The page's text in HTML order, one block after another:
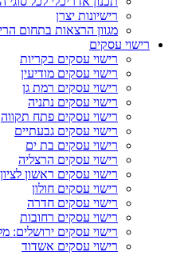
רישיונות יצרן
מגוון הרצאות בתחום
רישוי עסקים
רישוי עסקים בקריות
רישוי עסקים מודיעין
רישוי עסקים רמת גן
רישוי עסקים נתניה
רישוי עסקים פתח תקווה
רישוי עסקים גבעתיים
רישוי עסקים בת ים
רישוי עסקים הרצליה
רישוי עסקים ראשון לציון
רישוי עסקים חולון
רישוי עסקים חדרה
רישוי עסקים רחובות
רישוי עסקים ירושלים:
רישוי עסקים אשדוד